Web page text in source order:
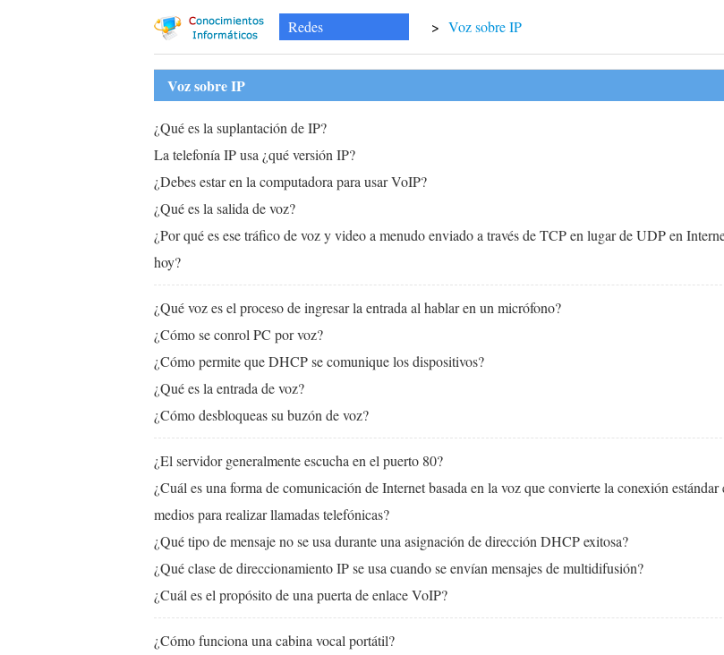
Redes > Voz sobre IP
Voz sobre IP
¿Qué es la suplantación de IP?
La telefonía IP usa ¿qué versión IP?
¿Debes estar en la computadora para usar VoIP?
¿Qué es la salida de voz?
¿Por qué es ese tráfico de voz y video a menudo enviado a través de TCP en lugar de UDP en
hoy?
¿Qué voz es el proceso de ingresar la entrada al hablar en un micrófono?
¿Cómo se conrol PC por voz?
¿Cómo permite que DHCP se comunique los dispositivos?
¿Qué es la entrada de voz?
¿Cómo desbloqueas su buzón de voz?
¿El servidor generalmente escucha en el puerto 80?
¿Cuál es una forma de comunicación de Internet basada en la voz que convierte la conexión estándar
medios para realizar llamadas telefónicas?
¿Qué tipo de mensaje no se usa durante una asignación de dirección DHCP exitosa?
¿Qué clase de direccionamiento IP se usa cuando se envían mensajes de multidifusión?
¿Cuál es el propósito de una puerta de enlace VoIP?
¿Cómo funciona una cabina vocal portátil?